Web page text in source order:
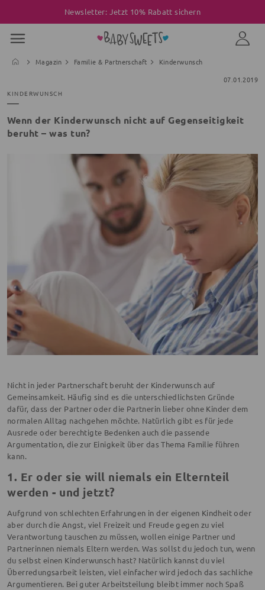
Newsletter: Jetzt 10% Rabatt sichern
Magazin Familie & Partnerschaft
Kinderwunsch
07.01.2019
KINDERWUNSCH
Wenn der Kinderwunsch nicht auf Gegenseitigkeit
beruht – was tun?
Nicht in jeder Partnerschaft beruht der Kinderwunsch auf
Gemeinsamkeit. Häufig sind es die unterschiedlichsten Gründe
dafür, dass der Partner oder die Partnerin lieber ohne Kinder dem
normalen Alltag nachgehen möchte. Natürlich gibt es für jede
Ausrede oder berechtigte Bedenken auch die passende
Argumentation, die zur Einigkeit über das Thema Familie führen
kann.
1. Er oder sie will niemals ein Elternteil
werden - und jetzt?
Aufgrund von schlechten Erfahrungen in der eigenen Kindheit oder
aber durch die Angst, viel Freizeit und Freude gegen zu viel
Verantwortung tauschen zu müssen, wollen einige Partner und
Partnerinnen niemals Eltern werden. Was sollst du jedoch tun, wenn
du selbst einen Kinderwunsch hast? Natürlich kannst du viel
Überredungsarbeit leisten, viel einfacher wird jedoch das sachliche
Argumentieren. Bei guter Arbeitsteilung bleibt immer noch Spaß